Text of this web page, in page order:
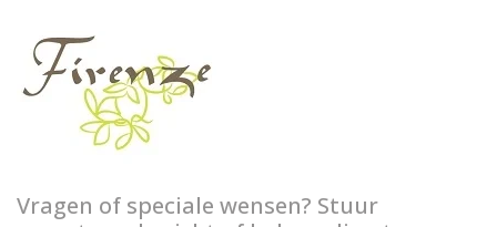
Vragen of speciale wensen? Stuur